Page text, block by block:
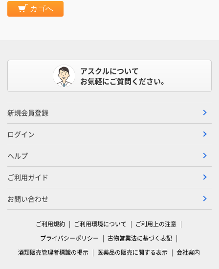
カゴへ
アスクルについて
お気軽にご質問ください。
新規会員登録
ログイン
ヘルプ
ご利用ガイド
お問い合わせ
ご利用規約 ご利用環境について
ご利用上の注意
プライバシーポリシー
古物営業法に基づく表記
酒類販売管理者標識の掲示
医薬品の販売に関する表示 会社案内